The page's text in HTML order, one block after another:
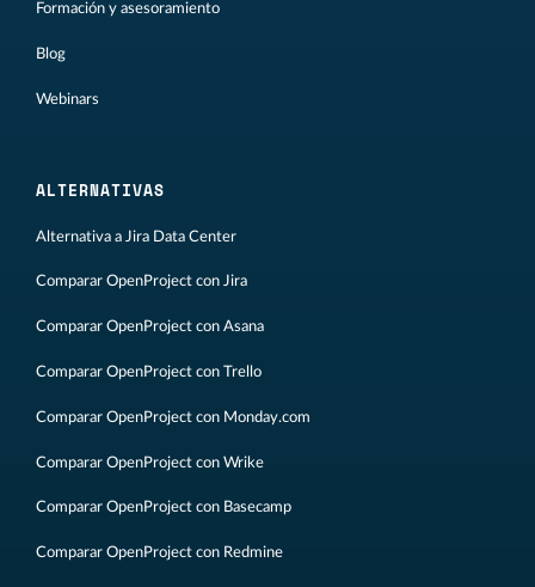
Formación y asesoramiento
Blog
Webinars
ALTERNATIVAS
Alternativa a Jira Data Center
Comparar OpenProject con Jira
Comparar OpenProject con Asana
Comparar OpenProject con Trello
Comparar OpenProject con Monday.com
Comparar OpenProject con Wrike
Comparar OpenProject con Basecamp
Comparar OpenProject con Redmine